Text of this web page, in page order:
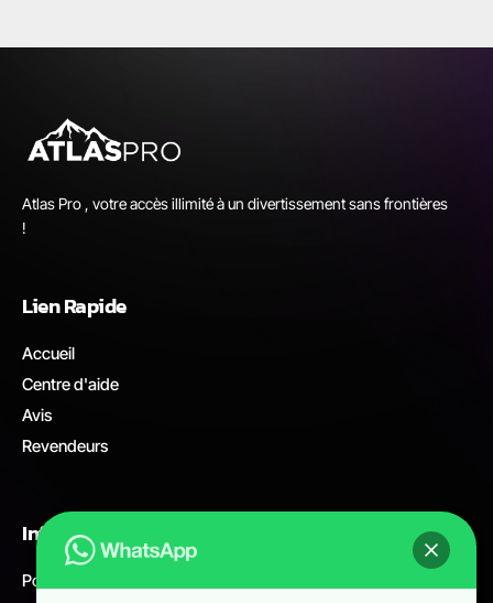
Atlas Pro , votre accès illimité à un divertissement sans frontières
!
Lien Rapide
Accueil
Centre d'aide
Avis
Revendeurs
Informations légales
Politique de remboursement